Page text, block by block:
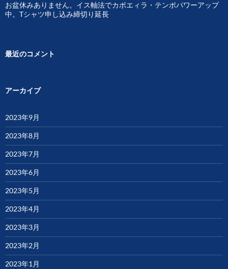
お盆休みありません。イス軸法でカポエィラ・テンポパワーアップ
中。Tシャツ申し込み締切り延長
最近のコメント
アーカイブ
2023年9月
2023年8月
2023年7月
2023年6月
2023年5月
2023年4月
2023年3月
2023年2月
2023年1月